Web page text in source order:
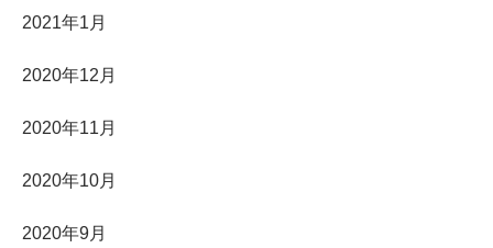
2021年1月
2020年12月
2020年11月
2020年10月
2020年9月